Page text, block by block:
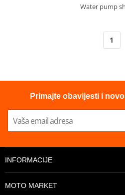
Water pump
1
Primajte obavijesti i
INFORMACIJE
MOTO MARKET